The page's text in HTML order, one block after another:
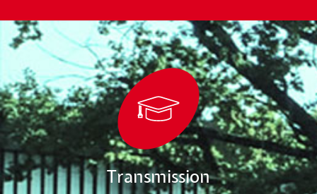
Transmission